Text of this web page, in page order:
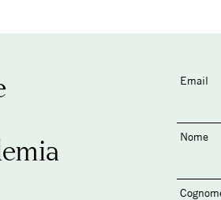
Email
Nome